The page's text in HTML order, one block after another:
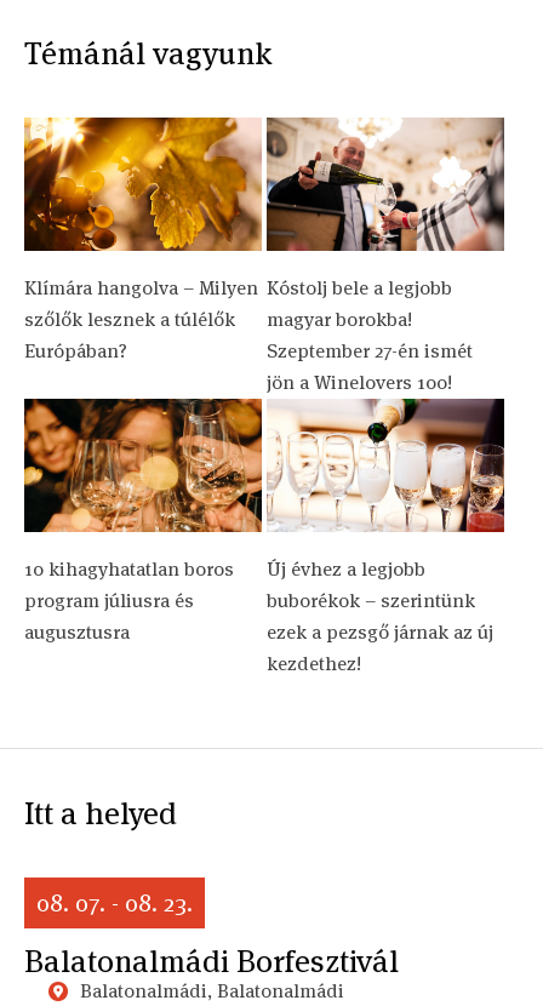
Témánál vagyunk
Klímára hangolva – Milyen
szőlők lesznek a túlélők
Európában?
Kóstolj bele a legjobb
magyar borokba!
Szeptember 27-én ismét
jön a Winelovers 100!
10 kihagyhatatlan boros
program júliusra és
augusztusra
Új évhez a legjobb
buborékok – szerintünk
ezek a pezsgő járnak az új
kezdethez!
Itt a helyed
08. 07. - 08. 23.
Balatonalmádi Borfesztivál
Balatonalmádi, Balatonalmádi